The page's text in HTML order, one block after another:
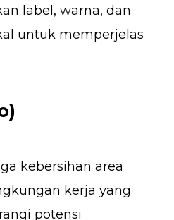
label, warna, dan
untuk memperjelas
kebersihan area
kerja yang
potensi